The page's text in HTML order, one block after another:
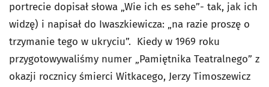
portrecie dopisał słowa „Wie ich es sehe”- tak, jak ich
widzę) i napisał do Iwaszkiewicza: „na razie proszę o
trzymanie tego w ukryciu”. Kiedy w 1969 roku
przygotowywaliśmy numer „Pamiętnika Teatralnego” z
okazji rocznicy śmierci Witkacego, Jerzy Timoszewicz